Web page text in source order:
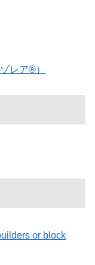
レア®）
or block